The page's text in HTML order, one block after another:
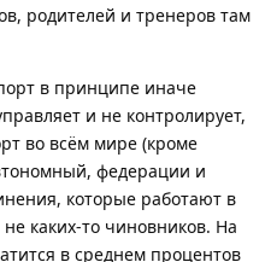
родителей и тренеров там
в принципе иначе
и не контролирует,
во всём мире (кроме
федерации и
которые работают в
каких-то чиновников. На
в среднем процентов